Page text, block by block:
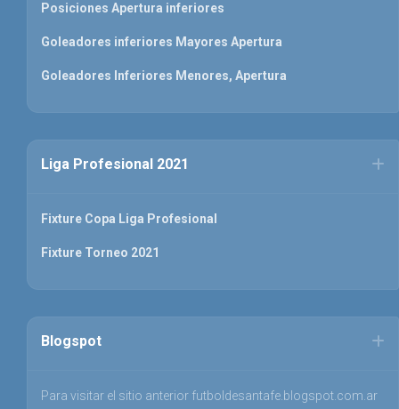
Posiciones Apertura inferiores
Goleadores inferiores Mayores Apertura
Goleadores Inferiores Menores, Apertura
Liga Profesional 2021
Fixture Copa Liga Profesional
Fixture Torneo 2021
Blogspot
Para visitar el sitio anterior futboldesantafe.blogspot.com.ar